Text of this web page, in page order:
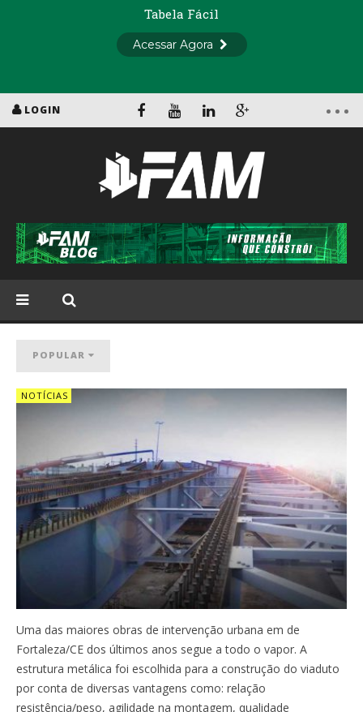
LOGIN
POPULAR
NOTÍCIAS
Uma das maiores obras de intervenção urbana em de
Fortaleza/CE dos últimos anos segue a todo o vapor. A
estrutura metálica foi escolhida para a construção do viaduto
por conta de diversas vantagens como: relação
resistência/peso, agilidade na montagem, qualidade